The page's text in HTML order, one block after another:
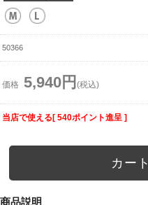
50366
価格 5,940円 (税込)
当店で使える[ 540ポイント進呈 ]
カート
商品説明